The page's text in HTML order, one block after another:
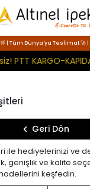
| Tüm Dünya'ya Teslimat 🚀 |
KARGO-KAPIDA
Geri Dön
hediyelerinizi ve
genişlik ve kalite
keşfedin.